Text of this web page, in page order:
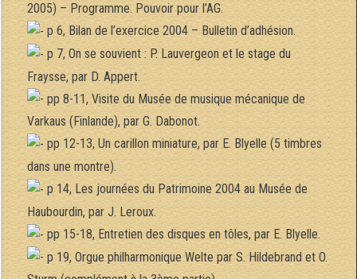
2005) – Programme. Pouvoir pour l’AG.
p 6, Bilan de l’exercice 2004 – Bulletin d’adhésion.
p 7, On se souvient : P. Lauvergeon et le stage du
Fraysse, par D. Appert.
pp 8-11, Visite du Musée de musique mécanique de
Varkaus (Finlande), par G. Dabonot.
pp 12-13, Un carillon miniature, par E. Blyelle (5 timbres
dans une montre).
p 14, Les journées du Patrimoine 2004 au Musée de
Haubourdin, par J. Leroux.
pp 15-18, Entretien des disques en tôles, par E. Blyelle.
p 19, Orgue philharmonique Welte par S. Hildebrand et O.